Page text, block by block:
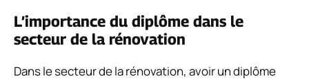
L’importance du diplôme dans le
secteur de la rénovation
Dans le secteur de la rénovation, avoir un diplôme